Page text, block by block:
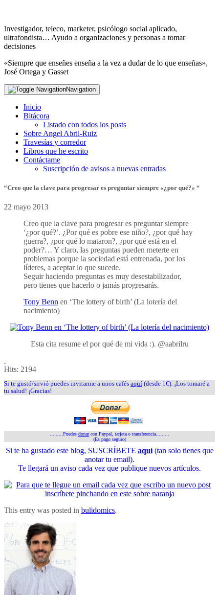
Investigador, teleco, marketer, psicólogo social aplicado,
ultrafondista… Ayudo a organizaciones y personas a tomar
decisiones
«Siempre que enseñes enseña a la vez a dudar de lo que enseñas»,
José Ortega y Gasset
Navigation
Inicio
Bitácora
Listado con todos los posts
Sobre Angel Abril-Ruiz
Travesías y corredor
Libros que he escrito
Contáctame
Suscripción de avisos a nuevas entradas
“Creo que la clave para progresar es preguntar siempre «¿por qué?» “
22 mayo 2013
Creo que la clave para progresar es preguntar siempre
‘¿por qué?’. ¿Por qué es pobre ese niño?, ¿por qué hay
guerra?, ¿por qué lo mataron?, ¿por qué está en el
poder?… Y claro, las preguntas pueden meterte en
problemas porque la sociedad está entrenada, por los
líderes, a aceptar lo que sucede.
Seguir haciendo preguntas es muy desestabilizador,
pero tienes que hacerlo o jamás progresarás.
Tony Benn en ‘The lottery of birth’ (La lotería del
nacimiento)
Esta cita resume el por qué de mi vida :). @aabrilru
Hits: 2194
Si te gustó/sirvió puedes invitarme a unos cafés aquí (desde 1€). ¡Los tomaré a
tu salud! ¡Gracias!
.........Puedes donarcon Paypal, tarjeta o transferencia.........
(Es pago seguro)
Si te ha gustado este blog, SUSCRÍBETE aquí(tan solo tienes que
anotar tu email).
Te llegará un aviso cada vez que publique nuevos artículos.
This entry was posted in bulidomics.